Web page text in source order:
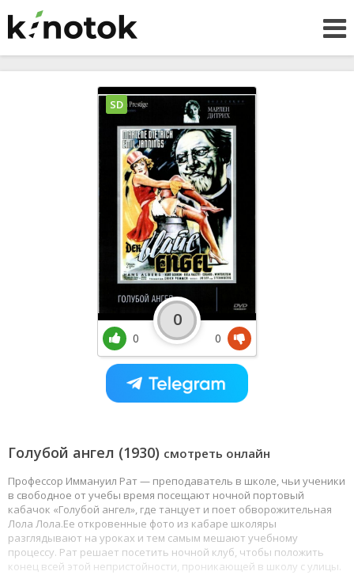
Голубой ангел (1930) смотреть онлайн
Профессор Иммануил Рат — преподаватель в школе, чьи ученики
в свободное от учебы время посещают ночной портовый
кабачок «Голубой ангел», где танцует и поет обворожительная
Лола Лола.Ее откровенные фото из кабаре школяры
разглядывают на уроках и тем самым мешают учебному
процессу. Рат решает посетить ночной клуб, чтобы положить
конец всей этой непристойности, проникающей в школу с улицы.
SD
0
0
0